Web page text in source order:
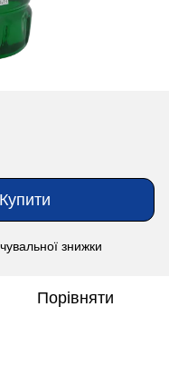
Купити
знижки
Порівняти